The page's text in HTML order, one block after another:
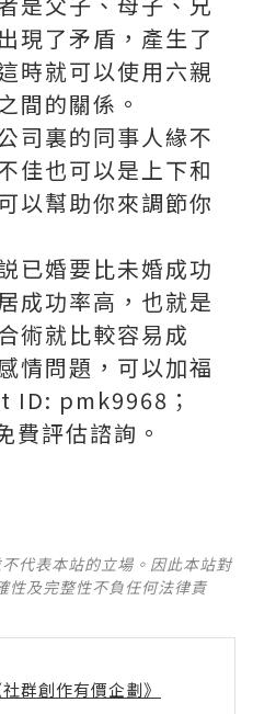
現了矛盾，產生了
時就可以使用六親
間的關係。
司裏的同事人緣不
佳也可以是上下和
以幫助你來調節你
已婚要比未婚成功
成功率高，也就是
術就比較容易成
情問題，可以加福
ID: pmk9968；
評估諮詢。
代表本站的立場。因此本站對
性及完整性不負任何法律責
群創作有價企劃》